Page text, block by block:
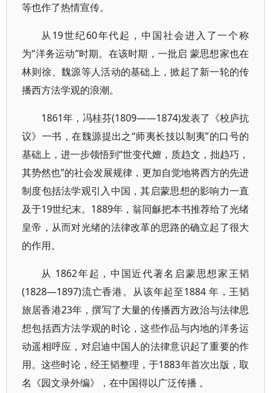
等也作了热情宣传。
从19世纪60年代起，中国社会进入了一个称
为“洋务运动”时期。在该时期，一批启 蒙思想家也在
林则徐、魏源等人活动的基础上，掀起了新一轮的传
播西方法学观的浪潮。
1861年，冯桂芬(1809——1874)发表了《校庐抗
议》一书，在魏源提出之“师夷长技以制夷”的口号的
基础上，进一步领悟到“世变代嬗，质趋文，拙趋巧，
其势然也”的社会发展规律，更加自觉地将西方的先进
制度包括法学观引入中国，其启蒙思想的影响力一直
及于19世纪末。1889年，翁同龢把本书推荐给了光绪
皇帝，从而对光绪的法律改革的思路的确立起了很大
的作用。
从 1862年起，中国近代著名启蒙思想家王韬
(1828—1897)流亡香港。从该年起至1884 年，王韬
旅居香港23年，撰写了大量的传播西方政治与法律思
想包括西方法学观的时论，这些作品与内地的洋务运
动遥相呼应，对启迪中国人的法律意识起了重要的作
用。这些时论，经王韬整理，于1883年首次出版，取
名《园文录外编》，在中国得以广泛传播 。